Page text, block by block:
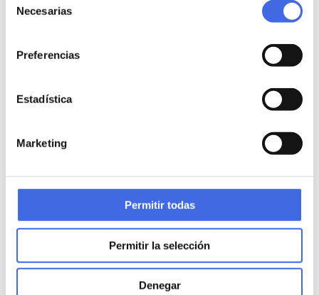
Necesarias
Preferencias
Estadística
Marketing
Permitir todas
Permitir la selección
Denegar
en las grandes magnitudes económicas del